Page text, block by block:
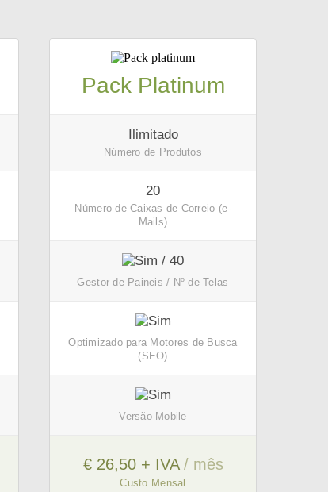
Pack Platinum
Ilimitado
Número de Produtos
20
Número de Caixas de Correio (e-
Mails)
/ 40
Gestor de Paineis / Nº de Telas
Optimizado para Motores de Busca
(SEO)
Versão Mobile
€ 26,50 + IVA / mês
Custo Mensal